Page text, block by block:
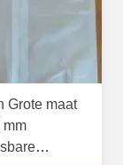
Grote maat
mm